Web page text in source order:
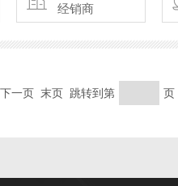
经销商
一页 末页 跳转到第 页